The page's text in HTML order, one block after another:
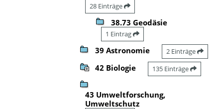
28 Einträge
38.73 Geodäsie
1 Eintrag
39 Astronomie 2 Einträge
42 Biologie 135 Einträge
43 Umweltforschung,
Umweltschutz